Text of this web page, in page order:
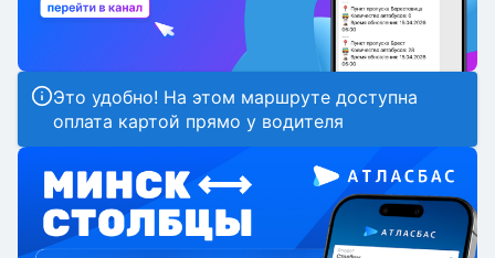
Это удобно! На этом маршруте доступна
оплата картой прямо у водителя